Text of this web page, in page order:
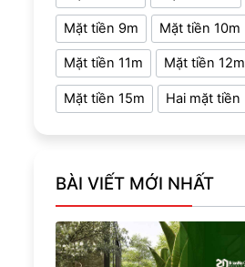
Mặt tiền 9m Mặt tiền 10m
Mặt tiền 11m Mặt tiền 12m
Mặt tiền 15m Hai mặt tiền
BÀI VIẾT MỚI NHẤT